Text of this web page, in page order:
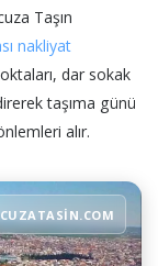
Taşın
nakliyat
dar sokak
taşıma günü
alır.